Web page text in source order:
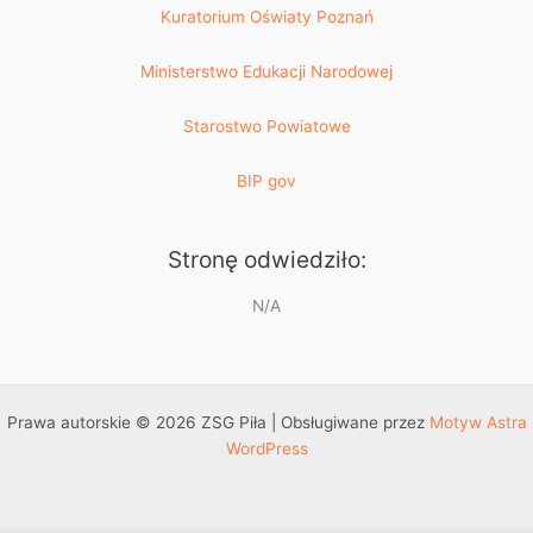
Kuratorium Oświaty Poznań
Ministerstwo Edukacji Narodowej
Starostwo Powiatowe
BIP gov
Stronę odwiedziło:
N/A
Prawa autorskie © 2026 ZSG Piła | Obsługiwane przez Motyw Astra
WordPress